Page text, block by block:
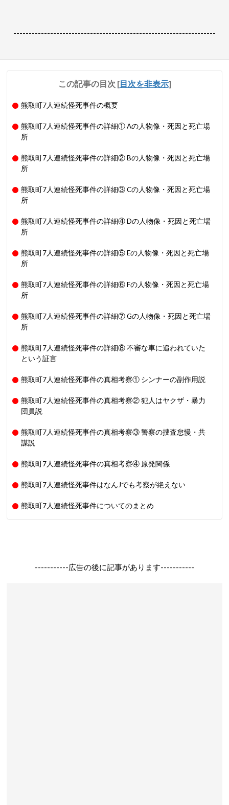
------------------------------------------------------------------
この記事の目次 [目次を非表示]
熊取町7人連続怪死事件の概要
熊取町7人連続怪死事件の詳細① Aの人物像・死因と死亡場
所
熊取町7人連続怪死事件の詳細② Bの人物像・死因と死亡場
所
熊取町7人連続怪死事件の詳細③ Cの人物像・死因と死亡場
所
熊取町7人連続怪死事件の詳細④ Dの人物像・死因と死亡場
所
熊取町7人連続怪死事件の詳細⑤ Eの人物像・死因と死亡場
所
熊取町7人連続怪死事件の詳細⑥ Fの人物像・死因と死亡場
所
熊取町7人連続怪死事件の詳細⑦ Gの人物像・死因と死亡場
所
熊取町7人連続怪死事件の詳細⑧ 不審な車に追われていた
という証言
熊取町7人連続怪死事件の真相考察① シンナーの副作用説
熊取町7人連続怪死事件の真相考察② 犯人はヤクザ・暴力
団員説
熊取町7人連続怪死事件の真相考察③ 警察の捜査怠慢・共
謀説
熊取町7人連続怪死事件の真相考察④ 原発関係
熊取町7人連続怪死事件はなんJでも考察が絶えない
熊取町7人連続怪死事件についてのまとめ
-----------広告の後に記事があります-----------